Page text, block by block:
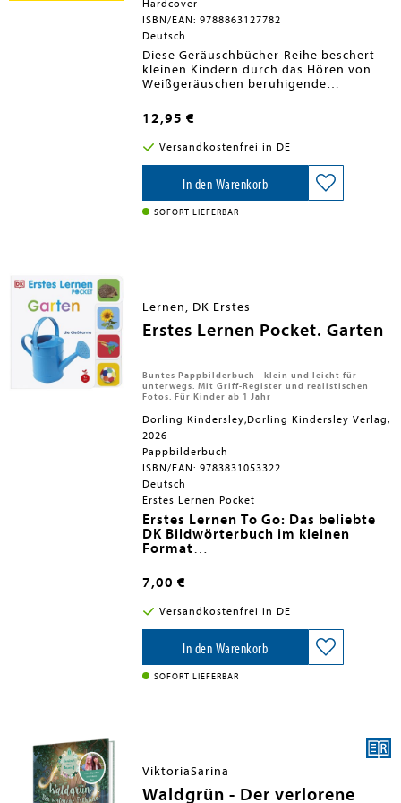
einem sprechenden Eichhörnchen
und einer bösen Hexe, die alles
daran setzt, Floras Mut zu brechen.
Doch mit Fantasie, Freundschaft
und einer Prise Magie wächst Flora
über sich hinaus - und entdeckt, wie
viel Hoffnung in einer Geschichte
Hardcover
ISBN/EAN: 9788863127782
Deutsch
Diese Geräuschbücher-Reihe beschert
kleinen Kindern durch das Hören von
Weißgeräuschen beruhigende
Förderung von Entspannung und
Konzentration. Die Geräuschbücher
können von dem Kind selbstständig
oder gemeinsam mit Eltern, Großeltern
und Lehrern genutzt werden.- Im
Garten: Eine Klangreise mit dem
Zwitschern von Meisen und
Rotkehlchen, Summen der Bienen und
12,95 €
Versandkostenfrei in DE
In den Warenkorb
SOFORT LIEFERBAR
Lernen, DK Erstes
Erstes Lernen Pocket. Garten
Buntes Pappbilderbuch - klein und leicht für
unterwegs. Mit Griff-Register und realistischen
Fotos. Für Kinder ab 1 Jahr
Dorling Kindersley;Dorling Kindersley Verlag,
2026
Pappbilderbuch
ISBN/EAN: 9783831053322
Deutsch
Erstes Lernen Pocket
Erstes Lernen To Go: Das beliebte
DK Bildwörterbuch im kleinen
Format
handlicher Größe für unterwegs
(13x13 cm)
- StabilesPappbilderbuch
mit Register zum Aufklappen der
Lieblingsseiten
- Marienkäfer, Gießkanne & Co. -
realistische Fotosrund um den
Garten zum Entdecken und
"Die Reihe »Erstes Lernen« fördert
durch die Verwendung von Fotos
und zahlreichen Gesprächsanreizen
optimal die Sprachentwicklung in
7,00 €
Versandkostenfrei in DE
In den Warenkorb
SOFORT LIEFERBAR
ViktoriaSarina
Waldgrün - Der verlorene